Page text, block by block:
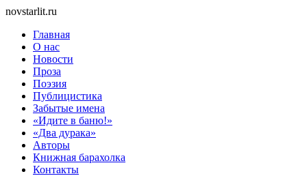
novstarlit.ru
Главная
О нас
Новости
Проза
Поэзия
Публицистика
Забытые имена
«Идите в баню!»
«Два дурака»
Авторы
Книжная барахолка
Контакты